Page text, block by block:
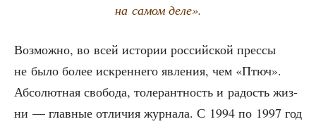
на самом деле».
Воз­мож­но, во всей исто­рии рос­сий­ской прес­сы
не было более искрен­не­го явле­ния, чем «Птюч».
Абсо­лют­ная сво­бо­да, толе­рант­ность и радость жиз­
ни — глав­ные отли­чия жур­на­ла. С 1994 по 1997 год